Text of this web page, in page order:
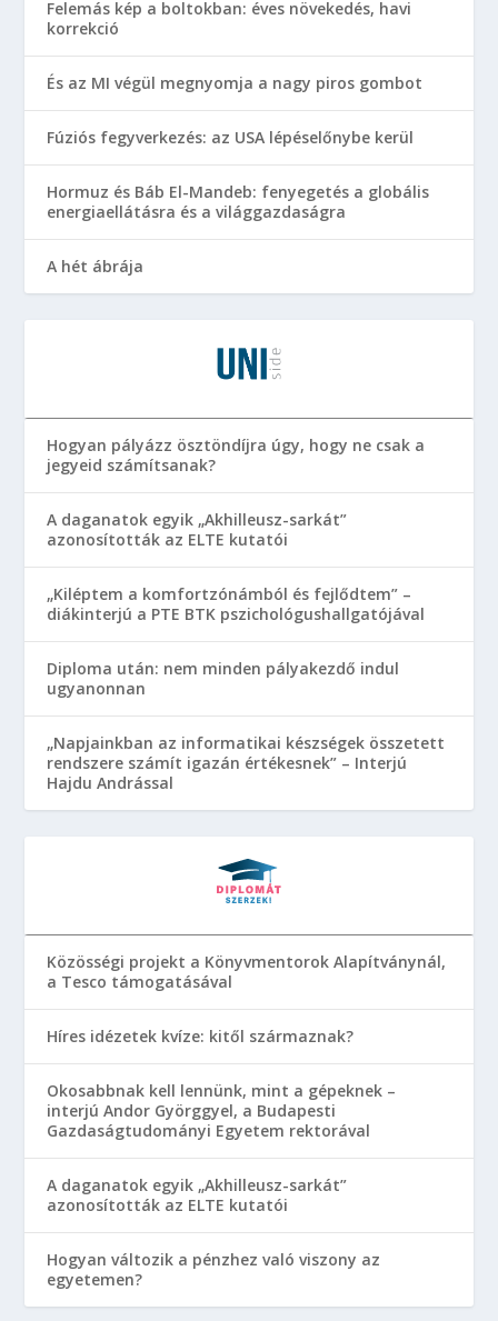
Felemás kép a boltokban: éves növekedés, havi
korrekció
És az MI végül megnyomja a nagy piros gombot
Fúziós fegyverkezés: az USA lépéselőnybe kerül
Hormuz és Báb El-Mandeb: fenyegetés a globális
energiaellátásra és a világgazdaságra
A hét ábrája
Hogyan pályázz ösztöndíjra úgy, hogy ne csak a
jegyeid számítsanak?
A daganatok egyik „Akhilleusz-sarkát”
azonosították az ELTE kutatói
„Kiléptem a komfortzónámból és fejlődtem” –
diákinterjú a PTE BTK pszichológushallgatójával
Diploma után: nem minden pályakezdő indul
ugyanonnan
„Napjainkban az informatikai készségek összetett
rendszere számít igazán értékesnek” – Interjú
Hajdu Andrással
Közösségi projekt a Könyvmentorok Alapítványnál,
a Tesco támogatásával
Híres idézetek kvíze: kitől származnak?
Okosabbnak kell lennünk, mint a gépeknek –
interjú Andor Györggyel, a Budapesti
Gazdaságtudományi Egyetem rektorával
A daganatok egyik „Akhilleusz-sarkát”
azonosították az ELTE kutatói
Hogyan változik a pénzhez való viszony az
egyetemen?